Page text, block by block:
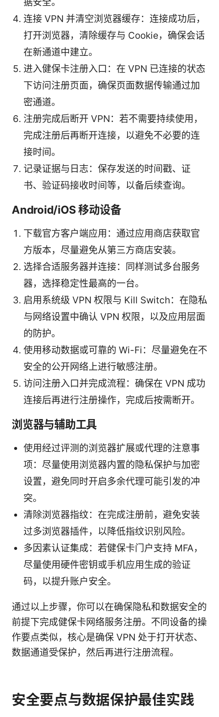
连接 VPN 并清空浏览器缓存：连接成功后，
打开浏览器，清除缓存与 Cookie，确保会话
在新通道中建立。
进入健保卡注册入口：在 VPN 已连接的状态
下访问注册页面，确保页面数据传输通过加
密通道。
注册完成后断开 VPN：若不需要持续使用，
完成注册后再断开连接，以避免不必要的连
接时间。
记录证据与日志：保存发送的时间戳、证
书、验证码接收时间等，以备后续查询。
Android/iOS 移动设备
下载官方客户端应用：通过应用商店获取官
方版本，尽量避免从第三方商店安装。
选择合适服务器并连接：同样测试多台服务
器，选择稳定性最高的一台。
启用系统级 VPN 权限与 Kill Switch：在隐私
与网络设置中确认 VPN 权限，以及应用层面
的防护。
使用移动数据或可靠的 Wi-Fi：尽量避免在不
安全的公开网络上进行敏感注册。
访问注册入口并完成流程：确保在 VPN 成功
连接后再进行注册操作，完成后按需断开。
浏览器与辅助工具
使用经过评测的浏览器扩展或代理的注意事
项：尽量使用浏览器内置的隐私保护与加密
设置，避免同时开启多余代理可能引发的冲
突。
清除浏览器指纹：在完成注册前，避免安装
过多浏览器插件，以降低指纹识别风险。
多因素认证集成：若健保卡门户支持 MFA，
尽量使用硬件密钥或手机应用生成的验证
码，以提升账户安全。
通过以上步骤，你可以在确保隐私和数据安全的
前提下完成健保卡网络服务注册。不同设备的操
作要点类似，核心是确保 VPN 处于打开状态、
数据通道受保护，然后再进行注册流程。
安全要点与数据保护最佳实践